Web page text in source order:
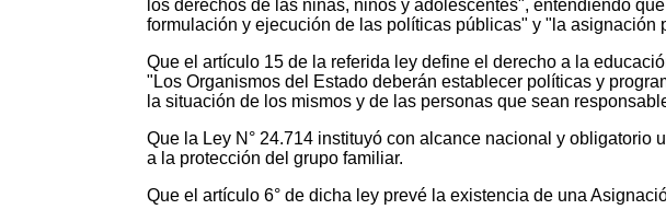
los derechos de las niñas, niños y adolescentes", entendiendo
formulación y ejecución de las políticas públicas" y "la
Que el artículo 15 de la referida ley define el derecho a la
"Los Organismos del Estado deberán establecer políticas y
la situación de los mismos y de las personas que sean
Que la Ley N° 24.714 instituyó con alcance nacional y
a la protección del grupo familiar.
Que el artículo 6° de dicha ley prevé la existencia de una